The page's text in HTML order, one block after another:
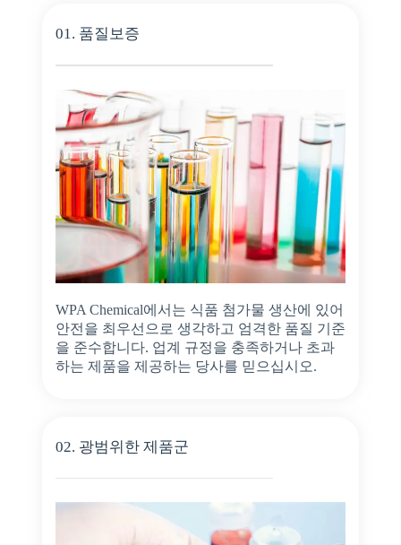
01. 품질보증
WPA Chemical에서는 식품 첨가물 생산에 있어
안전을 최우선으로 생각하고 엄격한 품질 기준
을 준수합니다. 업계 규정을 충족하거나 초과
하는 제품을 제공하는 당사를 믿으십시오.
02. 광범위한 제품군